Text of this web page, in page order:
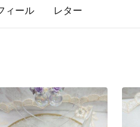
ィール レター